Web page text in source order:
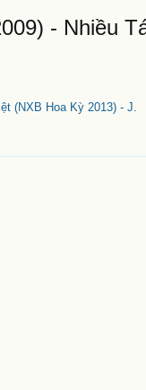
- Nhiều
(NXB Hoa Kỳ 2013) - J.